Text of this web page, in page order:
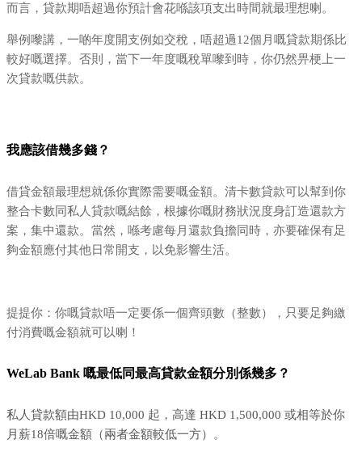
而言，貸款期唔超過你預計會花喺該項支出時間就最理想喇。
舉例嚟講，一啲年度開支例如交稅，唔超過12個月嘅貸款期係比
較好嘅選擇。否則，當下一年度嘅稅單嚟到時，你仍然畀梗上一
次貸款嘅供款。
我應該借幾多錢？
借貸金額最理想就係你實際需要嘅金額。清卡數貸款可以幫到你
整合卡數同私人貸款嘅結餘，根據你嘅財務狀況度身訂造還款方
案，集中還款。當然，喺考慮每月還款負擔同時，亦要確保有足
夠金額應付其他日常開支，以免影響生活。
提提你：你嘅貸款唔一定要係一個齊頭數（整數），只要足夠繳
付消費嘅金額就可以喇！
WeLab Bank 嘅最低同最高貸款金額分別係幾多？
私人貸款額由HKD 10,000 起，高達 HKD 1,500,000 或相等於你
月薪18倍嘅金額（兩者金額較低一方）。